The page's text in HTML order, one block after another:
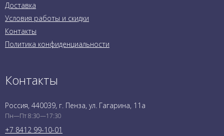
Доставка
Условия работы и скидки
Контакты
Политика конфиденциальности
Контакты
Россия, 440039, г. Пенза, ул. Гагарина, 11а
Пн—Пт 8:30—17:30
+7 8412 99-10-01